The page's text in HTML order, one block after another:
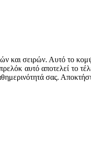
και σειρών. Αυτό το
αυτό αποτελεί το
σας.